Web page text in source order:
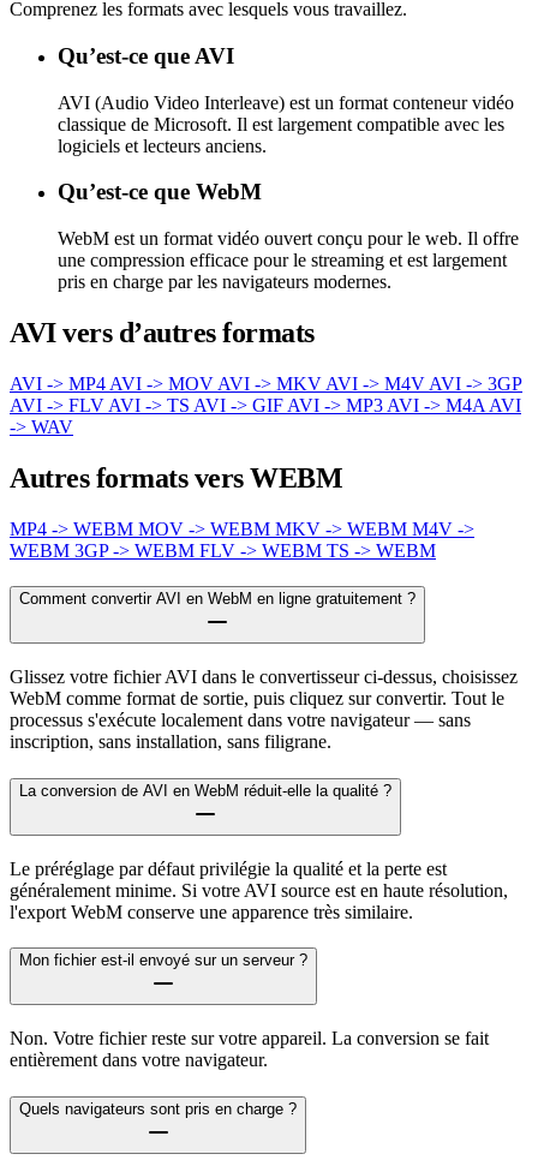
Comprenez les formats avec lesquels vous travaillez.
Qu’est-ce que AVI
AVI (Audio Video Interleave) est un format conteneur vidéo
classique de Microsoft. Il est largement compatible avec les
logiciels et lecteurs anciens.
Qu’est-ce que WebM
WebM est un format vidéo ouvert conçu pour le web. Il offre
une compression efficace pour le streaming et est largement
pris en charge par les navigateurs modernes.
AVI vers d’autres formats
AVI -> MP4 AVI -> MOV AVI -> MKV AVI -> M4V AVI -> 3GP
AVI -> FLV AVI -> TS AVI -> GIF AVI -> MP3 AVI -> M4A AVI
-> WAV
Autres formats vers WEBM
MP4 -> WEBM MOV -> WEBM MKV -> WEBM M4V ->
WEBM 3GP -> WEBM FLV -> WEBM TS -> WEBM
Comment convertir AVI en WebM en ligne gratuitement ?
Glissez votre fichier AVI dans le convertisseur ci-dessus, choisissez
WebM comme format de sortie, puis cliquez sur convertir. Tout le
processus s'exécute localement dans votre navigateur — sans
inscription, sans installation, sans filigrane.
La conversion de AVI en WebM réduit-elle la qualité ?
Le préréglage par défaut privilégie la qualité et la perte est
généralement minime. Si votre AVI source est en haute résolution,
l'export WebM conserve une apparence très similaire.
Mon fichier est-il envoyé sur un serveur ?
Non. Votre fichier reste sur votre appareil. La conversion se fait
entièrement dans votre navigateur.
Quels navigateurs sont pris en charge ?